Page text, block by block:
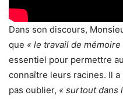
Dans son discours,
que « le travail de
essentiel pour permettre
connaître leurs racines. Il
pas oublier, « surtout dans